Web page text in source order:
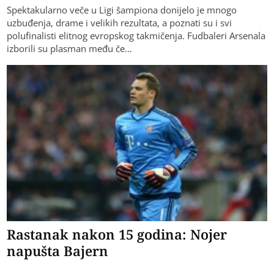
Spektakularno veče u Ligi šampiona donijelo je mnogo
uzbuđenja, drame i velikih rezultata, a poznati su i svi
polufinalisti elitnog evropskog takmičenja. Fudbaleri Arsenala
izborili su plasman među če…
Rastanak nakon 15 godina: Nojer
napušta Bajern